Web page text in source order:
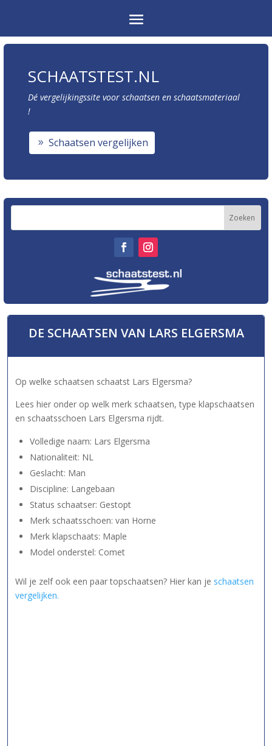
SCHAATSTEST.NL
Dé vergelijkingssite voor schaatsen en schaatsmateriaal
!
Schaatsen vergelijken
DE SCHAATSEN VAN LARS ELGERSMA
Op welke schaatsen schaatst Lars Elgersma?
Lees hier onder op welk merk schaatsen, type klapschaatsen
en schaatsschoen Lars Elgersma rijdt.
Volledige naam: Lars Elgersma
Nationaliteit: NL
Geslacht: Man
Discipline: Langebaan
Status schaatser: Gestopt
Merk schaatsschoen: van Horne
Merk klapschaats: Maple
Model onderstel: Comet
Wil je zelf ook een paar topschaatsen? Hier kan je schaatsen
vergelijken.